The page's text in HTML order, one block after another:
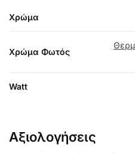
Χρώμα
Χρώμα Φωτός
Watt
Αξιολογήσεις